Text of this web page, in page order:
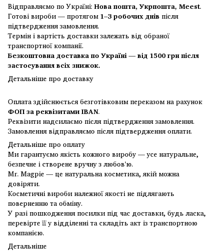
Відправляємо по Україні: Нова пошта, Укрпошта, Meest.
Готові вироби — протягом 1–3 робочих днів після
підтвердження замовлення.
Термін і вартість доставки залежать від обраної
транспортної компанії.
Безкоштовна доставка по Україні — від 1500 грн після
застосування всіх знижок.
Детальніше про доставку
Оплата здійснюється безготівковим переказом на рахунок
ФОП за реквізитами IBAN.
Реквізити надсилаємо після підтвердження замовлення.
Замовлення відправляємо після підтвердження оплати.
Детальніше про оплату
Ми гарантуємо якість кожного виробу — усе натуральне,
безпечне і створене вручну з любов'ю.
Mr. Magpie — це натуральна косметика, якій можна
довіряти.
Косметичні вироби належної якості не підлягають
поверненню та обміну.
У разі пошкодження посилки під час доставки, будь ласка,
перевірте її у відділенні та складіть акт із транспортною
компанією.
Детальніше